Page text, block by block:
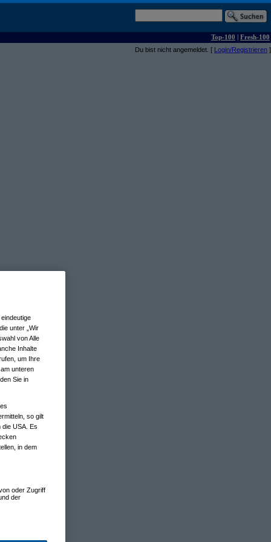
Top-100 | Fresh-100
Du bist nicht angemeldet. [ Login/Registrieren ]
unter „Wir
von Alle
Inhalte
um Ihre
unteren
Sie in
so gilt
die USA. Es
in dem
oder Zugriff
der